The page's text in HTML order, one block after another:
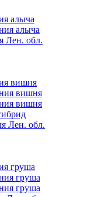
алыча
алыча
Лен. обл.
вишня
вишня
вишня
Лен. обл.
груша
груша
груша